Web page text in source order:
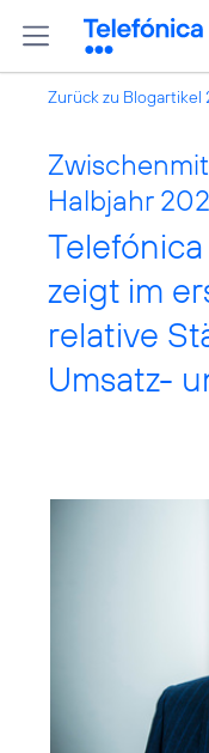
Zurück zu Blogartikel
Halbjahr
zeigt im
relative
Umsatz-